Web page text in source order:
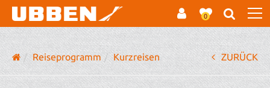
0
Reiseprogramm Kurzreisen ZURÜCK